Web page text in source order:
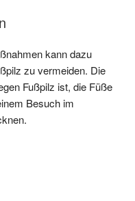
kann dazu
zu vermeiden. Die
Fußpilz ist, die Füße
Besuch im